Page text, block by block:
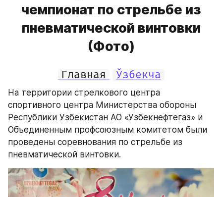
чемпионат по стрельбе из
пневматической винтовки
(Фото)
Главная Ўзбекча
На территории стрелкового центра
спортивного центра Министерства обороны
Республики Узбекистан АО «Узбекнефтегаз» и
Объединенным профсоюзным комитетом были
проведены соревнования по стрельбе из
пневматической винтовки.